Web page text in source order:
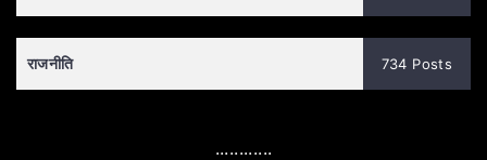
राजनीति 734 Posts
............